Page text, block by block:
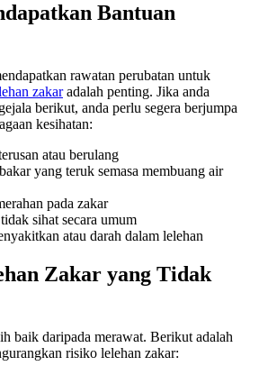
Bantuan
rawatan perubatan untuk
zakaradalah penting. Jika anda
berikut, anda perlu segera berjumpa
kesihatan:
atau berulang
yang teruk semasa membuang air
pada zakar
sihat secara umum
atau darah dalam lelehan
Zakar yang Tidak
baik daripada merawat. Berikut adalah
risiko lelehan zakar: